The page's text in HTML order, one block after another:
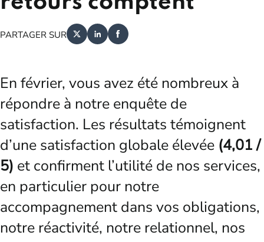
PARTAGER SUR
En février, vous avez été nombreux à
répondre à notre enquête de
satisfaction. Les résultats témoignent
d’une satisfaction globale élevée (4,01 /
5) et confirment l’utilité de nos services,
en particulier pour notre
accompagnement dans vos obligations,
notre réactivité, notre relationnel, nos